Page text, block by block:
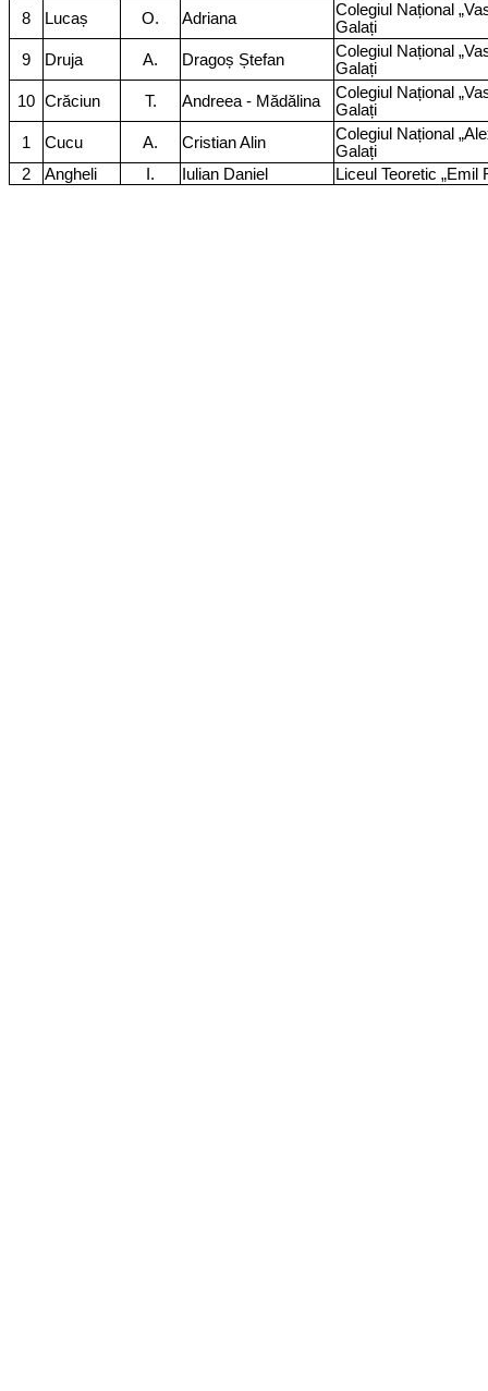
8
Lucaș O. Adriana
Colegiul Național
Galați
9
Druja A. Dragoș Ștefan
Colegiul Național
Galați
10 Crăciun T. Andreea - Mădălina
Colegiul Național
Galați
1
Cucu A. Cristian Alin
Colegiul Național
Galați
2
Angheli I. Iulian Daniel Liceul Teoretic „Emil